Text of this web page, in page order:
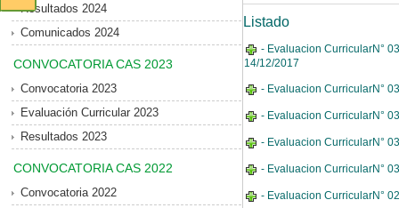
Resultados 2024
Comunicados 2024
CONVOCATORIA CAS 2023
Convocatoria 2023
Evaluación Curricular 2023
Resultados 2023
CONVOCATORIA CAS 2022
Convocatoria 2022
Listado
- Evaluacion CurricularN°
14/12/2017
- Evaluacion CurricularN°
- Evaluacion CurricularN°
- Evaluacion CurricularN°
- Evaluacion CurricularN°
- Evaluacion CurricularN°